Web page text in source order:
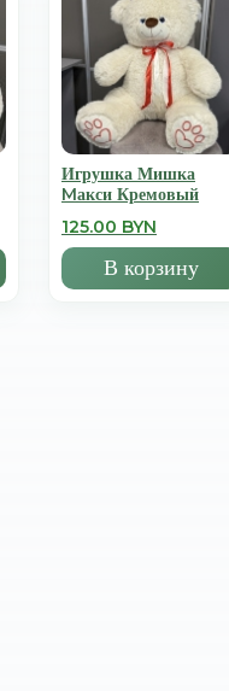
Игрушка Мишка
Mакси Кремовый
125.00 BYN
В корзину